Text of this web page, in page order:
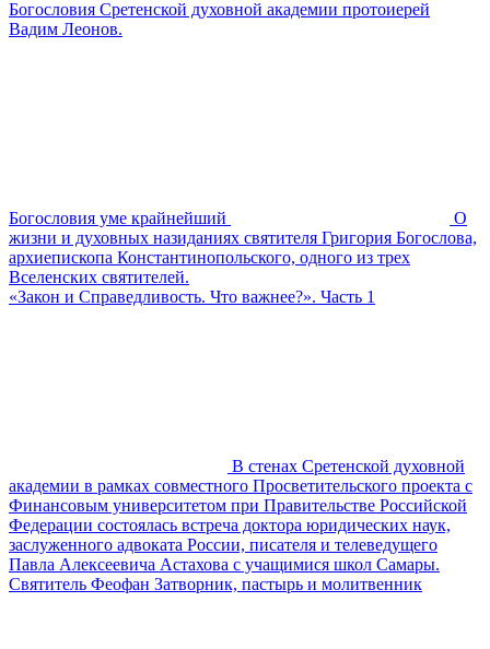
Богословия Сретенской духовной академии протоиерей
Вадим Леонов.
Богословия уме крайнейший
О
жизни и духовных назиданиях святителя Григория Богослова,
архиепископа Константинопольского, одного из трех
Вселенских святителей.
«Закон и Справедливость. Что важнее?». Часть 1
В стенах Сретенской духовной
академии в рамках совместного Просветительского проекта с
Финансовым университетом при Правительстве Российской
Федерации состоялась встреча доктора юридических наук,
заслуженного адвоката России, писателя и телеведущего
Павла Алексеевича Астахова с учащимися школ Самары.
Святитель Феофан Затворник, пастырь и молитвенник